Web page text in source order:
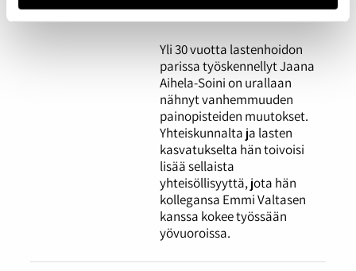
Yli 30 vuotta lastenhoidon
parissa työskennellyt Jaana
Aihela-Soini on urallaan
nähnyt vanhemmuuden
painopisteiden muutokset.
Yhteiskunnalta ja lasten
kasvatukselta hän toivoisi
lisää sellaista
yhteisöllisyyttä, jota hän
kollegansa Emmi Valtasen
kanssa kokee työssään
yövuoroissa.